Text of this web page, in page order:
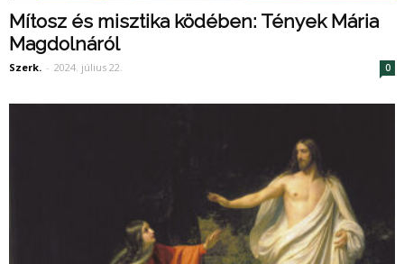
Mítosz és misztika ködében: Tények Mária
Magdolnáról
Szerk. - 2024. július 22. 0